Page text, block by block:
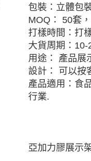
包裝：立體包
MOQ： 50套
打樣時間：打
大貨周期：
用途： 產品展
設計： 可以按
產品適用：食
行業.
亞加力膠展示